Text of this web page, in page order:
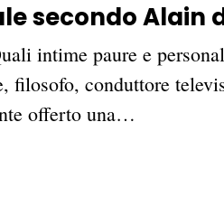
secondo Alain
intime paure e
filosofo, conduttore
offerto una…